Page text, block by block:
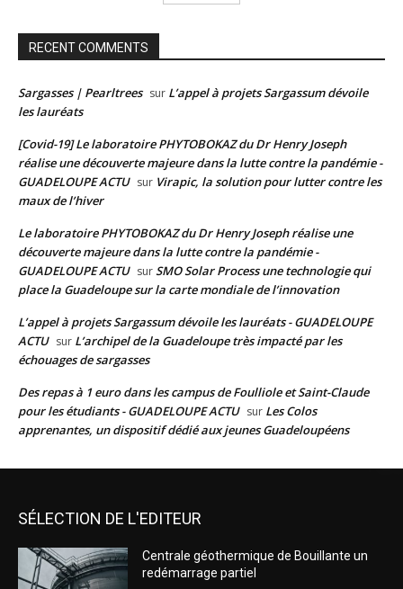
RECENT COMMENTS
Sargasses | Pearltrees sur L’appel à projets Sargassum dévoile
les lauréats
[Covid-19] Le laboratoire PHYTOBOKAZ du Dr Henry Joseph
réalise une découverte majeure dans la lutte contre la pandémie -
GUADELOUPE ACTU sur Virapic, la solution pour lutter contre les
maux de l’hiver
Le laboratoire PHYTOBOKAZ du Dr Henry Joseph réalise une
découverte majeure dans la lutte contre la pandémie -
GUADELOUPE ACTU surSMO Solar Process une technologie qui
place la Guadeloupe sur la carte mondiale de l’innovation
L’appel à projets Sargassum dévoile les lauréats - GUADELOUPE
ACTU sur L’archipel de la Guadeloupe très impacté par les
échouages de sargasses
Des repas à 1 euro dans les campus de Foulliole et Saint-Claude
pour les étudiants - GUADELOUPE ACTU sur Les Colos
apprenantes, un dispositif dédié aux jeunes Guadeloupéens
SÉLECTION DE L'EDITEUR
Centrale géothermique de Bouillante un
redémarrage partiel